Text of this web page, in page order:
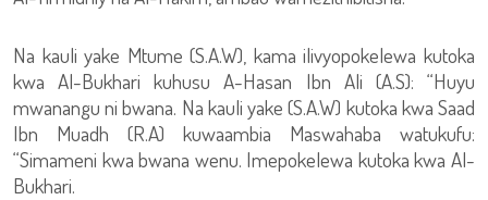
Na kauli yake Mtume (S.A.W), kama ilivyopokelewa kutoka
kwa Al-Bukhari kuhusu A-Hasan Ibn Ali (A.S): “Huyu
mwanangu ni bwana. Na kauli yake (S.A.W) kutoka kwa Saad
Ibn Muadh (R.A) kuwaambia Maswahaba watukufu:
“Simameni kwa bwana wenu. Imepokelewa kutoka kwa Al-
Bukhari.